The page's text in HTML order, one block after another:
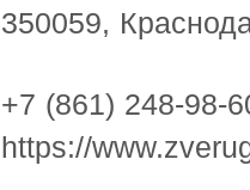
350059,
+7 (861) 248-98-
https://